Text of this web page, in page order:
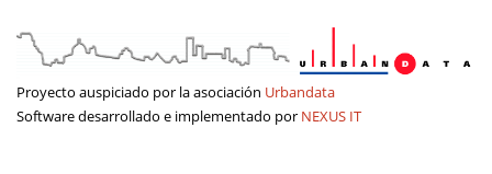
Proyecto auspiciado por la asociación Urbandata
Software desarrollado e implementado por NEXUS IT